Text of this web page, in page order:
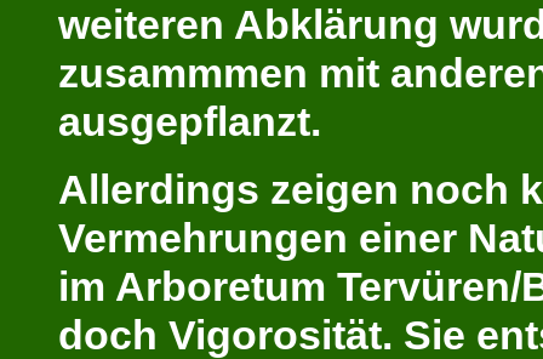
weiteren Abklärung
zusammmen mit
ausgepflanzt.
Allerdings zeigen noch
Vermehrungen einer
im Arboretum Tervüren/
doch Vigorosität. Sie